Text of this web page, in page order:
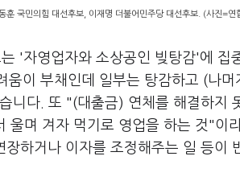
훈 국민의힘 대선후보, 이재명 더불어민주당 대선후보. (사진=연
'자영업자와 소상공인 빚탕감'에 집
이 부채인데 일부는 탕감하고 (나머
니다. 또 "(대출금) 연체를 해결하지
울며 겨자 먹기로 영업을 하는 것"이
하거나 이자를 조정해주는 일 등이